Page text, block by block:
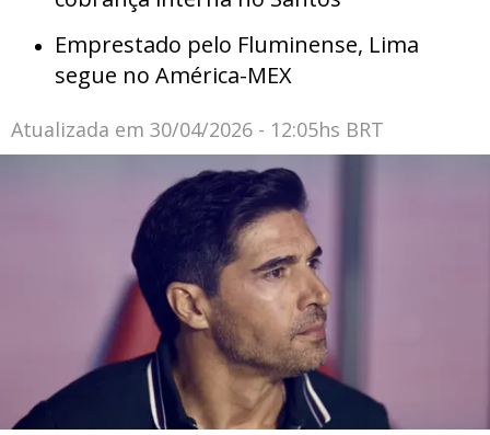
Emprestado pelo Fluminense, Lima
segue no América-MEX
Atualizada em 30/04/2026 - 12:05hs BRT